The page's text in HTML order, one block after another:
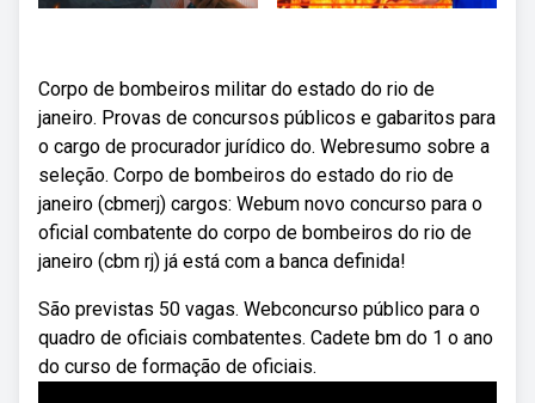
Corpo de bombeiros militar do estado do rio de
janeiro. Provas de concursos públicos e gabaritos para
o cargo de procurador jurídico do. Webresumo sobre a
seleção. Corpo de bombeiros do estado do rio de
janeiro (cbmerj) cargos: Webum novo concurso para o
oficial combatente do corpo de bombeiros do rio de
janeiro (cbm rj) já está com a banca definida!
São previstas 50 vagas. Webconcurso público para o
quadro de oficiais combatentes. Cadete bm do 1 o ano
do curso de formação de oficiais.